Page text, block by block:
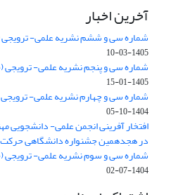
آخرین اخبار
شماره سی و ششم نشریه علمی-
1405-03-10
شماره سی و پنجم نشریه علمی-
1405-01-15
شماره سی و چهارم نشریه علمی-
1404-10-05
افتخار آفرینی انجمن علمی- دانشجویی
در هجدهمین جشنواره دانشگاهی حرکت
شماره سی و سوم نشریه علمی-
1404-07-02